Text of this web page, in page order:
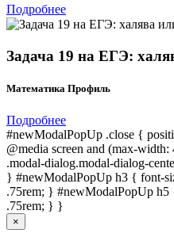
Подробнее
Задача 19 на ЕГЭ:
Математика Профиль
Подробнее
#newModalPopUp .close {
@media screen and (max-
.modal-dialog.modal-dialog-
} #newModalPopUp h3 { font-
.75rem; } #newModalPopUp h5
.75rem; } }
×